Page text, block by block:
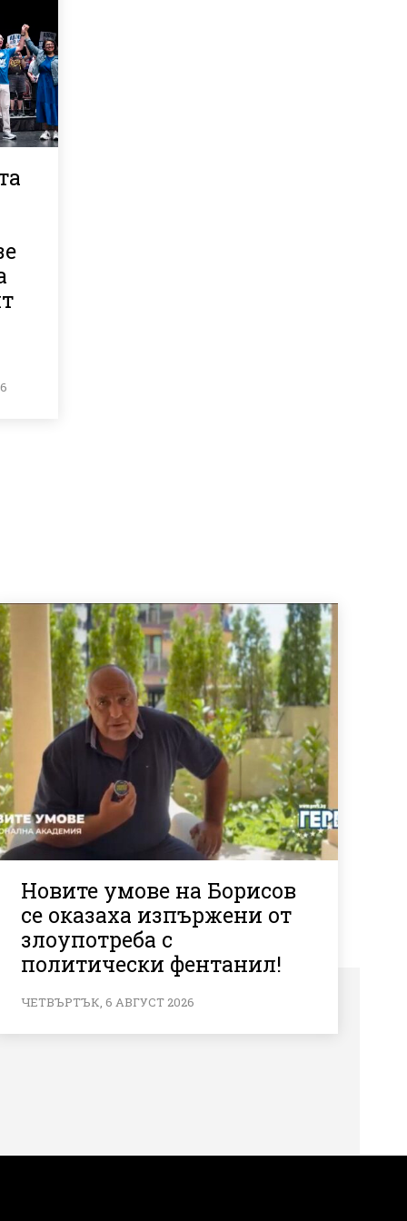
Новите умове на Борисов
се оказаха изпържени от
злоупотреба с
политически фентанил!
ЧЕТВЪРТЪК, 6 АВГУСТ 2026